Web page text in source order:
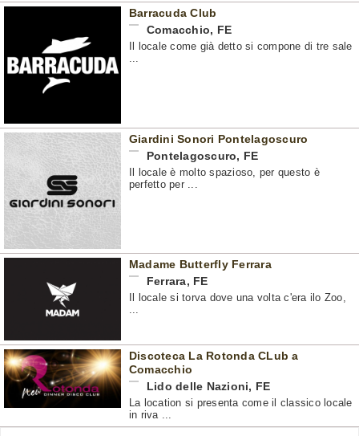
Barracuda Club
Comacchio, FE
Il locale come già detto si compone di tre sale
Giardini Sonori Pontelagoscuro
Pontelagoscuro, FE
Il locale è molto spazioso, per questo è
perfetto per ...
Madame Butterfly Ferrara
Ferrara, FE
Il locale si torva dove una volta c'era ilo Zoo,
...
Discoteca La Rotonda CLub a
Comacchio
Lido delle Nazioni, FE
La location si presenta come il classico locale
in riva ...